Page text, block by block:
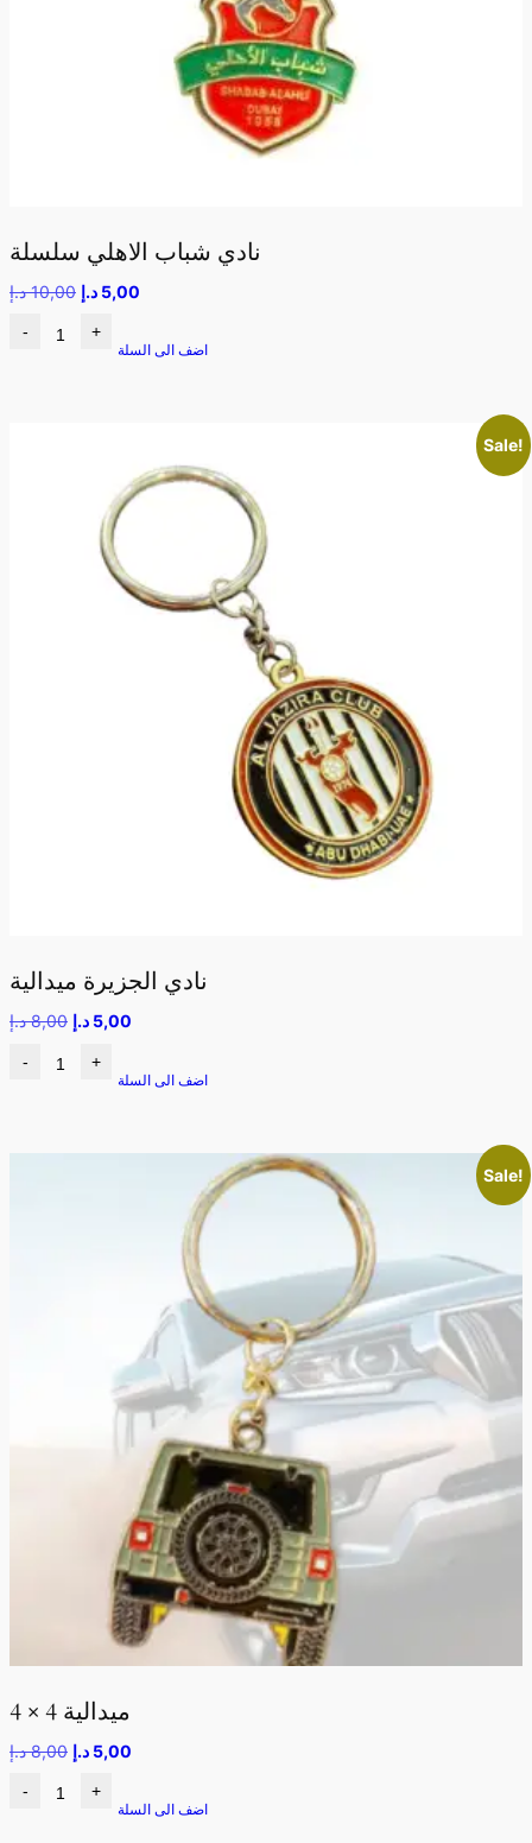
نادي شباب الاهلي سلسلة
10,00 د.إ 5,00 د.إ
- +
اضف الى السلة
Sale!
نادي الجزيرة ميدالية
8,00 د.إ 5,00 د.إ
- +
اضف الى السلة
Sale!
ميدالية 4 × 4
8,00 د.إ 5,00 د.إ
- +
اضف الى السلة